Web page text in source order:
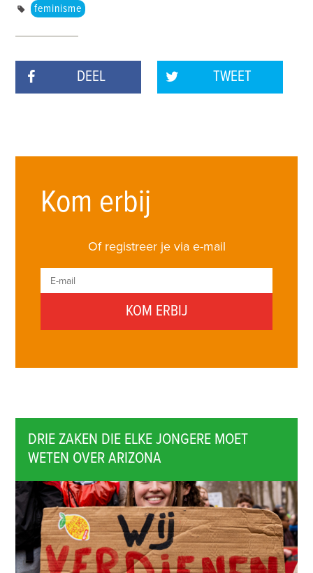
feminisme
DEEL TWEET
Kom erbij
Of registreer je via e-mail
DRIE ZAKEN DIE ELKE JONGERE MOET
WETEN OVER ARIZONA